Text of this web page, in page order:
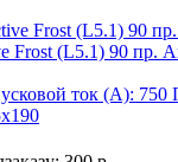
Frost (L5.1) 90 пр.
ток (А): 750